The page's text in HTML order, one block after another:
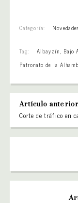
Categoría: Novedades
Tag: Albayzín Bajo
Patronato de la
Artículo anterior
Corte de tráfico en